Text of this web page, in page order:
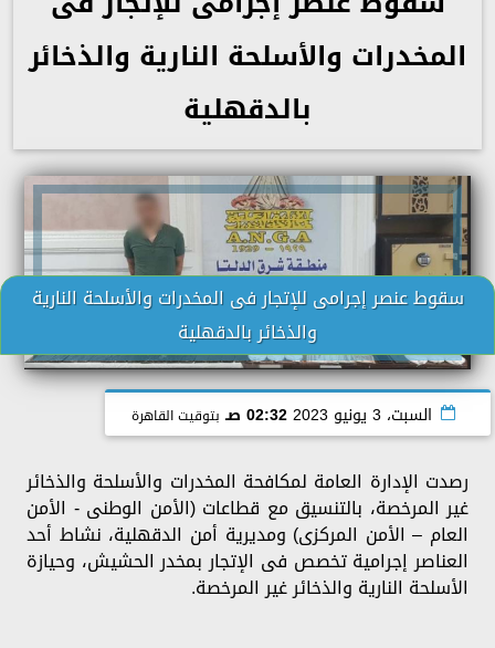
المخدرات والأسلحة النارية والذخائر
بالدقهلية
سقوط عنصر إجرامى للإتجار فى المخدرات والأسلحة النارية
والذخائر بالدقهلية
السبت، 3 يونيو 2023 02:32 صـ بتوقيت القاهرة
رصدت الإدارة العامة لمكافحة المخدرات والأسلحة والذخائر
غير المرخصة، بالتنسيق مع قطاعات (الأمن الوطنى - الأمن
العام – الأمن المركزى) ومديرية أمن الدقهلية، نشاط أحد
العناصر إجرامية تخصص فى الإتجار بمخدر الحشيش، وحيازة
الأسلحة النارية والذخائر غير المرخصة.